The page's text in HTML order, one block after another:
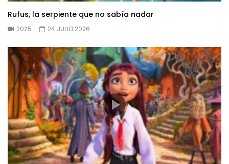
Rufus, la serpiente que no sabía nadar
2025 24 JULIO 2026